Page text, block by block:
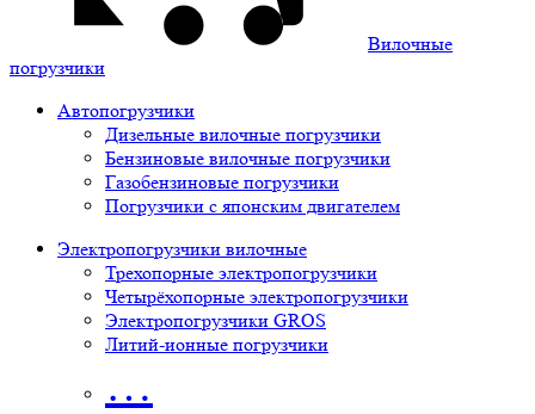
Вилочные
погрузчики
Автопогрузчики
Дизельные вилочные погрузчики
Бензиновые вилочные погрузчики
Газобензиновые погрузчики
Погрузчики с японским двигателем
Электропогрузчики вилочные
Трехопорные электропогрузчики
Четырёхопорные электропогрузчики
Электропогрузчики GROS
Литий-ионные погрузчики
…